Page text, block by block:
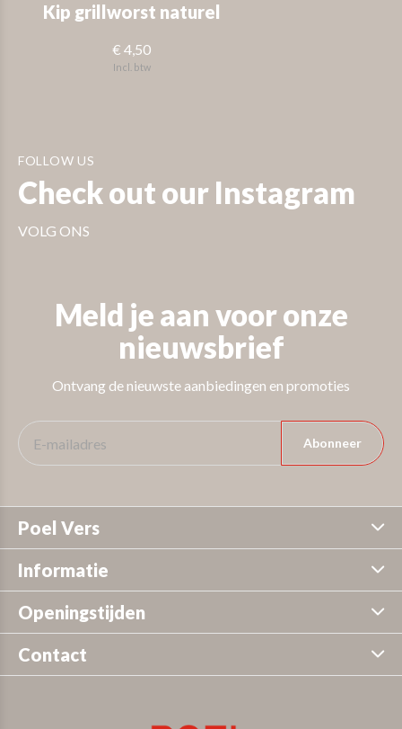
Kip grillworst naturel
€ 4,50
Incl. btw
FOLLOW US
Check out our Instagram
VOLG ONS
Meld je aan voor onze
nieuwsbrief
Ontvang de nieuwste aanbiedingen en promoties
Abonneer
Poel Vers
Informatie
Openingstijden
Contact